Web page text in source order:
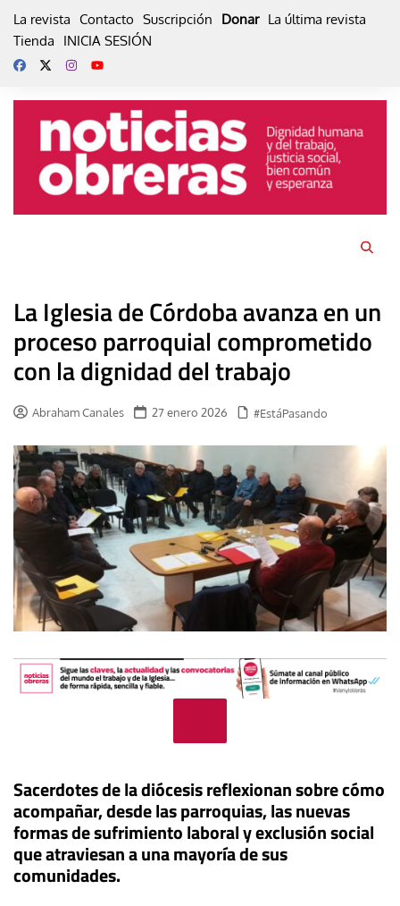
La revista Contacto Suscripción Donar La última revista
Tienda
INICIA SESIÓN
La Iglesia de Córdoba avanza en un
proceso parroquial comprometido
con la dignidad del trabajo
Abraham Canales 27 enero 2026 #EstáPasando
Sacerdotes de la diócesis reflexionan sobre cómo
acompañar, desde las parroquias, las nuevas
formas de sufrimiento laboral y exclusión social
que atraviesan a una mayoría de sus
comunidades.